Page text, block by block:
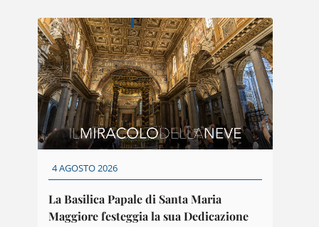
4 AGOSTO 2026
La Basilica Papale di Santa Maria
Maggiore festeggia la sua Dedicazione